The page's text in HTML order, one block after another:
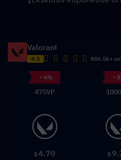
Valorant
4.5 886.5k+
- 6%
475VP
$4.70
-
$